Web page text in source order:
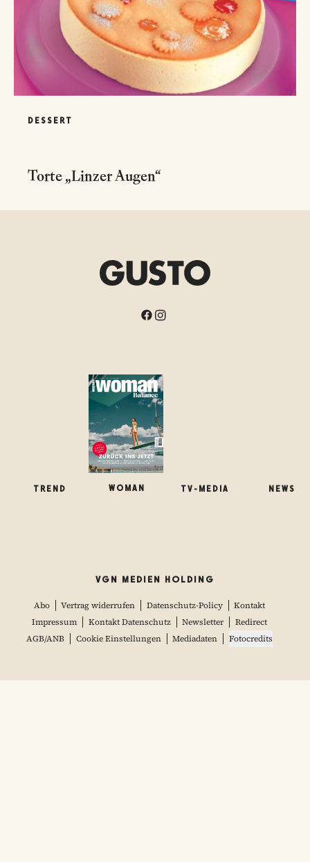
DESSERT
Torte „Linzer Augen“
TREND WOMAN
TV-MEDIA
NEWS
VGN MEDIEN HOLDING
Abo Vertrag widerrufen Datenschutz-Policy
Kontakt
Impressum
Kontakt Datenschutz Newsletter
Redirect
AGB/ANB
Cookie Einstellungen Mediadaten Fotocredits